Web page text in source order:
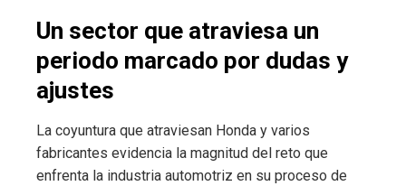
Un sector que atraviesa un
periodo marcado por dudas y
ajustes
La coyuntura que atraviesan Honda y varios
fabricantes evidencia la magnitud del reto que
enfrenta la industria automotriz en su proceso de